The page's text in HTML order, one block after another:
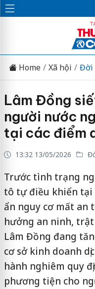
Home Xã hội Đời
Lâm Đồng
người nước
tại các điểm
13:32 13/05/2026
Trước tình trạng
tô tự điều khiển tại
ẩn nguy cơ mất an
hưởng an ninh,
Lâm Đồng đang
cơ sở kinh doanh
hành nghiêm quy
phương tiện cho